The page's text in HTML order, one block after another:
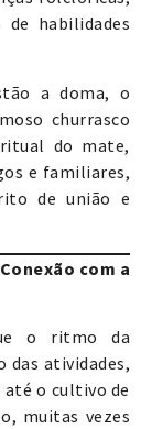
de habilidades
a doma, o
churrasco
do mate,
e familiares,
de união e
com a
o ritmo da
das atividades,
até o cultivo de
muitas vezes